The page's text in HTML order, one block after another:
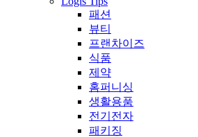
패션
뷰티
프랜차이즈
식품
제약
홈퍼니싱
생활용품
전기전자
패키징